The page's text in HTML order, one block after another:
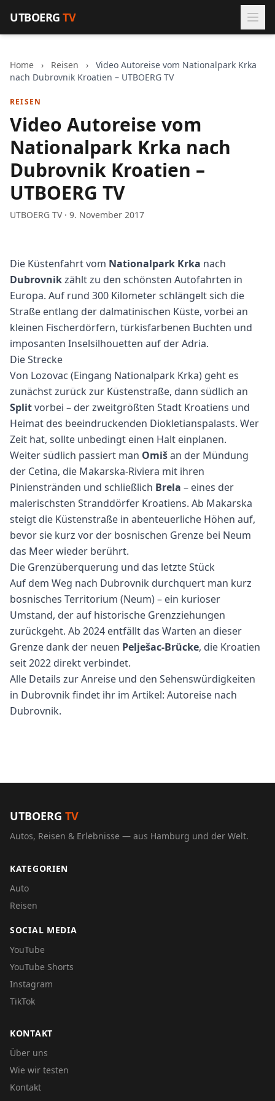
UTBOERGTV
Home › Reisen ›
Video Autoreise vom Nationalpark Krka
nach Dubrovnik Kroatien – UTBOERG TV
REISEN
Video Autoreise vom
Nationalpark Krka nach
Dubrovnik Kroatien –
UTBOERG TV
UTBOERG TV · 9. November 2017
Die Küstenfahrt vom Nationalpark Krka nach
Dubrovnikzählt zu den schönsten Autofahrten in
Europa. Auf rund 300 Kilometer schlängelt sich die
Straße entlang der dalmatinischen Küste, vorbei an
kleinen Fischerdörfern, türkisfarbenen Buchten und
imposanten Inselsilhouetten auf der Adria.
Die Strecke
Von Lozovac (Eingang Nationalpark Krka) geht es
zunächst zurück zur Küstenstraße, dann südlich an
Splitvorbei – der zweitgrößten Stadt Kroatiens und
Heimat des beeindruckenden Diokletianspalasts. Wer
Zeit hat, sollte unbedingt einen Halt einplanen.
Weiter südlich passiert man Omišan der Mündung
der Cetina, die Makarska-Riviera mit ihren
Pinienstränden und schließlich Brela – eines der
malerischsten Stranddörfer Kroatiens. Ab Makarska
steigt die Küstenstraße in abenteuerliche Höhen auf,
bevor sie kurz vor der bosnischen Grenze bei Neum
das Meer wieder berührt.
Die Grenzüberquerung und das letzte Stück
Auf dem Weg nach Dubrovnik durchquert man kurz
bosnisches Territorium (Neum) – ein kurioser
Umstand, der auf historische Grenzziehungen
zurückgeht. Ab 2024 entfällt das Warten an dieser
Grenze dank der neuen Pelješac-Brücke, die Kroatien
seit 2022 direkt verbindet.
Alle Details zur Anreise und den Sehenswürdigkeiten
in Dubrovnik findet ihr im Artikel: Autoreise nach
Dubrovnik.
UTBOERG TV
Autos, Reisen & Erlebnisse — aus Hamburg und der Welt.
KATEGORIEN
Auto
Reisen
SOCIAL MEDIA
YouTube
YouTube Shorts
Instagram
TikTok
KONTAKT
Über uns
Wie wir testen
Kontakt